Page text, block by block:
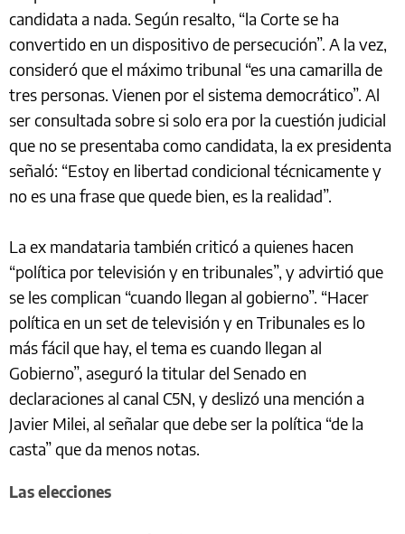
candidata a nada. Según resalto, “la Corte se ha
convertido en un dispositivo de persecución”. A la vez,
consideró que el máximo tribunal “es una camarilla de
tres personas. Vienen por el sistema democrático”. Al
ser consultada sobre si solo era por la cuestión judicial
que no se presentaba como candidata, la ex presidenta
señaló: “Estoy en libertad condicional técnicamente y
no es una frase que quede bien, es la realidad”.
La ex mandataria también criticó a quienes hacen
“política por televisión y en tribunales”, y advirtió que
se les complican “cuando llegan al gobierno”. “Hacer
política en un set de televisión y en Tribunales es lo
más fácil que hay, el tema es cuando llegan al
Gobierno”, aseguró la titular del Senado en
declaraciones al canal C5N, y deslizó una mención a
Javier Milei, al señalar que debe ser la política “de la
casta” que da menos notas.
Las elecciones